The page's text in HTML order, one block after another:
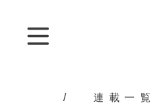
連載一覧